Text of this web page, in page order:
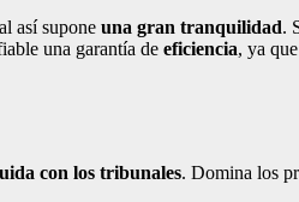
así supone una gran tranquilidad.
una garantía de eficiencia, ya
con los tribunales. Domina los